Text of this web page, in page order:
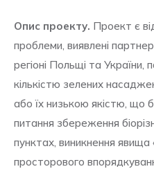
Опис проекту. Проект є
проблеми, виявлені
регіоні Польщі та України,
кількістю зелених
або їх низькою якістю, що
питання збереження
пунктах, виникнення явища
просторового